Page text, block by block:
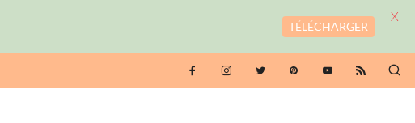
TÉLÉCHARGER
X